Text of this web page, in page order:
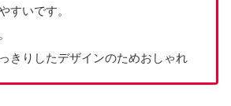
すいです。
きりしたデザインのためおしゃれ